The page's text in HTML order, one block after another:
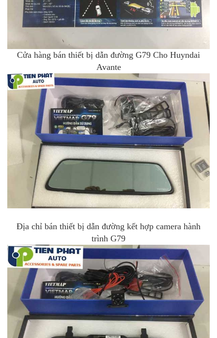
Cửa hàng bán thiết bị dẫn đường G79 Cho Huyndai
Avante
Địa chỉ bán thiết bị dẫn đường kết hợp camera hành
trình G79